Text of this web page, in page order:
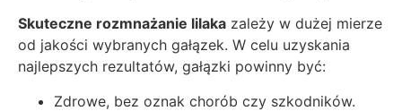
Skuteczne rozmnażanie lilaka zależy w dużej mierze
od jakości wybranych gałązek. W celu uzyskania
najlepszych rezultatów, gałązki powinny być:
Zdrowe, bez oznak chorób czy szkodników.